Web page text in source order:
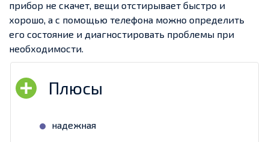
прибор не скачет, вещи отстирывает быстро и
хорошо, а с помощью телефона можно определить
его состояние и диагностировать проблемы при
необходимости.
надежная